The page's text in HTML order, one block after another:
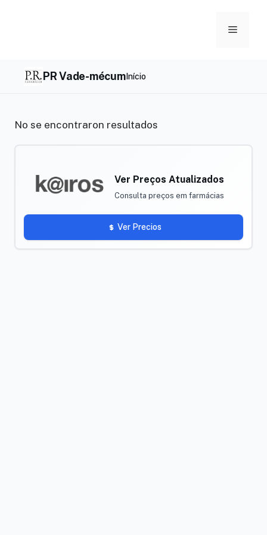
Menu
PR Vade-mécumInício
No se encontraron resultados
Ver Preços Atualizados
Consulta preços em farmácias
Ver Precios